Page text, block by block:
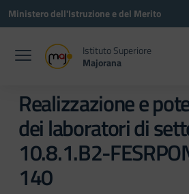
Vai ai contenuti
Vai al menu di navigazione
Vai al footer
Ministero dell'Istruzione e del Merito
Istituto Superiore
Majorana
Realizzazione e
dei laboratori di
10.8.1.B2-
140